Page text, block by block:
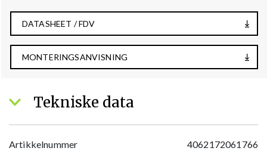
DATASHEET / FDV
MONTERINGSANVISNING
Tekniske data
Artikkelnummer 4062172061766